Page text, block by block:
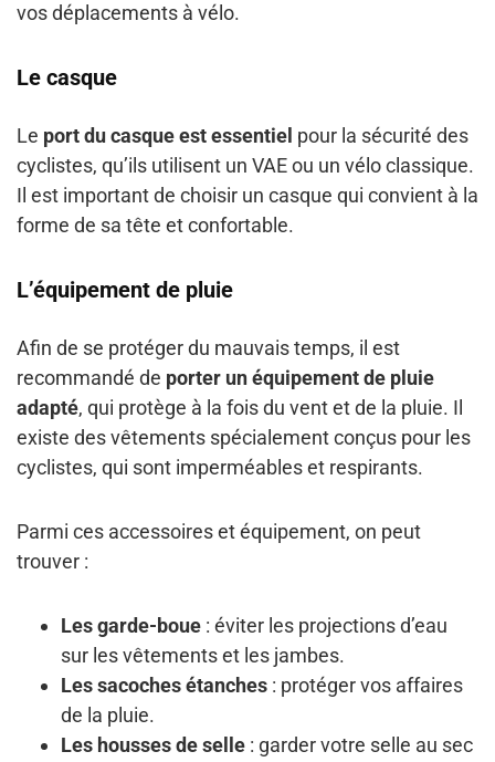
vos déplacements à vélo.
Le casque
Le port du casque est essentiel pour la sécurité des
cyclistes, qu’ils utilisent un VAE ou un vélo classique.
Il est important de choisir un casque qui convient à la
forme de sa tête et confortable.
L’équipement de pluie
Afin de se protéger du mauvais temps, il est
recommandé de porter un équipement de pluie
adapté, qui protège à la fois du vent et de la pluie. Il
existe des vêtements spécialement conçus pour les
cyclistes, qui sont imperméables et respirants.
Parmi ces accessoires et équipement, on peut
trouver :
Les garde-boue : éviter les projections d’eau
sur les vêtements et les jambes.
Les sacoches étanches : protéger vos affaires
de la pluie.
Les housses de selle : garder votre selle au sec